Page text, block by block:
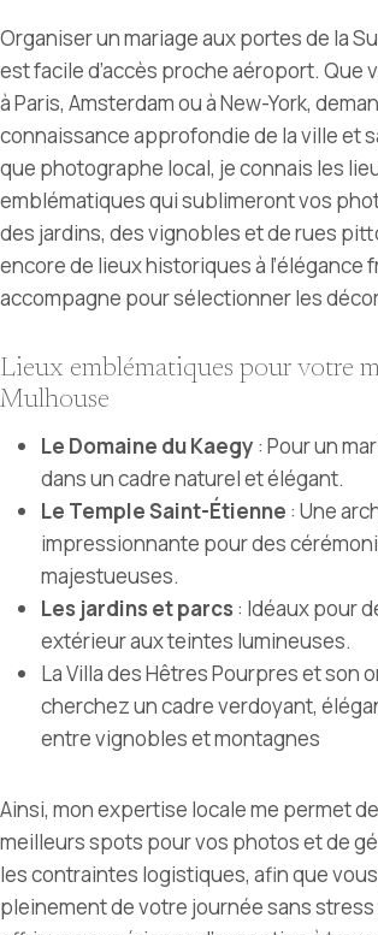
Organiser un mariage aux portes de la
est facile d’accès proche aéroport. Que
à Paris, Amsterdam ou à New-York,
connaissance approfondie de la ville et
que photographe local, je connais les
emblématiques qui sublimeront vos
des jardins, des vignobles et de rues
encore de lieux historiques à l’élégance
accompagne pour sélectionner les
Lieux emblématiques pour votre
Mulhouse
Le Domaine du Kaegy : Pour un
dans un cadre naturel et élégant.
Le Temple Saint-Étienne : Une
impressionnante pour des
majestueuses.
Les jardins et parcs : Idéaux pour
extérieur aux teintes lumineuses.
La Villa des Hêtres Pourpres et son
cherchez un cadre verdoyant,
entre vignobles et montagnes
Ainsi, mon expertise locale me permet
meilleurs spots pour vos photos et de
les contraintes logistiques, afin que
pleinement de votre journée sans stress